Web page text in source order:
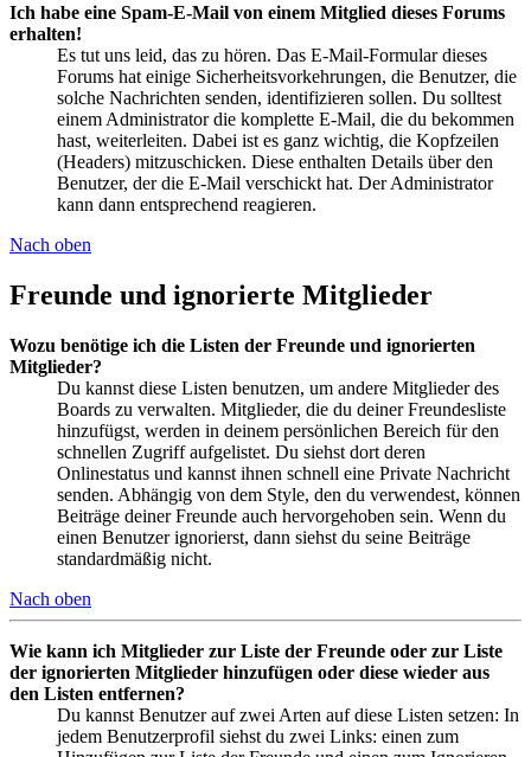
Ich habe eine Spam-E-Mail von einem Mitglied dieses Forums
erhalten!
Es tut uns leid, das zu hören. Das E-Mail-Formular dieses
Forums hat einige Sicherheitsvorkehrungen, die Benutzer, die
solche Nachrichten senden, identifizieren sollen. Du solltest
einem Administrator die komplette E-Mail, die du bekommen
hast, weiterleiten. Dabei ist es ganz wichtig, die Kopfzeilen
(Headers) mitzuschicken. Diese enthalten Details über den
Benutzer, der die E-Mail verschickt hat. Der Administrator
kann dann entsprechend reagieren.
Nach oben
Freunde und ignorierte Mitglieder
Wozu benötige ich die Listen der Freunde und ignorierten
Mitglieder?
Du kannst diese Listen benutzen, um andere Mitglieder des
Boards zu verwalten. Mitglieder, die du deiner Freundesliste
hinzufügst, werden in deinem persönlichen Bereich für den
schnellen Zugriff aufgelistet. Du siehst dort deren
Onlinestatus und kannst ihnen schnell eine Private Nachricht
senden. Abhängig von dem Style, den du verwendest, können
Beiträge deiner Freunde auch hervorgehoben sein. Wenn du
einen Benutzer ignorierst, dann siehst du seine Beiträge
standardmäßig nicht.
Nach oben
Wie kann ich Mitglieder zur Liste der Freunde oder zur Liste
der ignorierten Mitglieder hinzufügen oder diese wieder aus
den Listen entfernen?
Du kannst Benutzer auf zwei Arten auf diese Listen setzen: In
jedem Benutzerprofil siehst du zwei Links: einen zum